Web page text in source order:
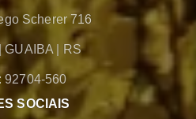
Scherer 716
|GUAIBA RS
92704-560
SOCIAIS